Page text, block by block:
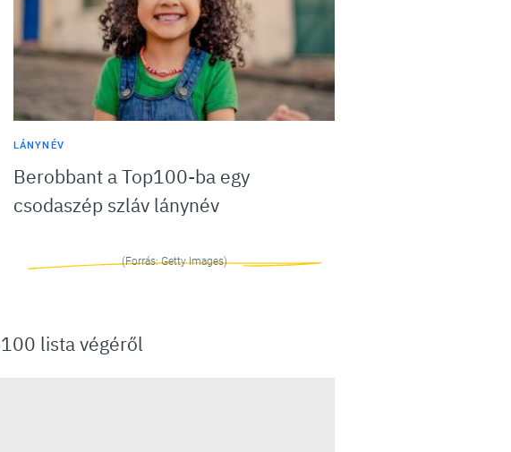
LÁNYNÉV
Berobbant a Top100-ba egy
csodaszép szláv lánynév
(Forrás: Getty Images)
lista végéről